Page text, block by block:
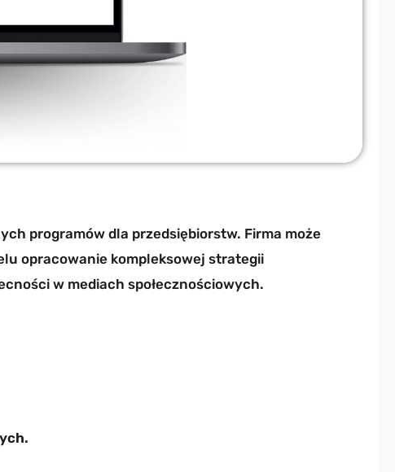
programów dla przedsiębiorstw. Firma może
opracowanie kompleksowej strategii
w mediach społecznościowych.